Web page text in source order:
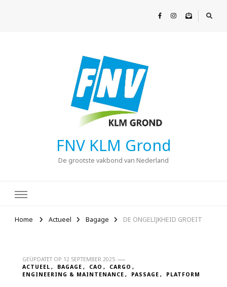
FNV KLM Grond
De grootste vakbond van Nederland
Home Actueel Bagage DE ONGELIJKHEID GROEIT
GEÜPDATET OP 12 SEPTEMBER 2025
ACTUEEL
BAGAGE CAO
CARGO
ENGINEERING & MAINTENANCE
PASSAGE PLATFORM